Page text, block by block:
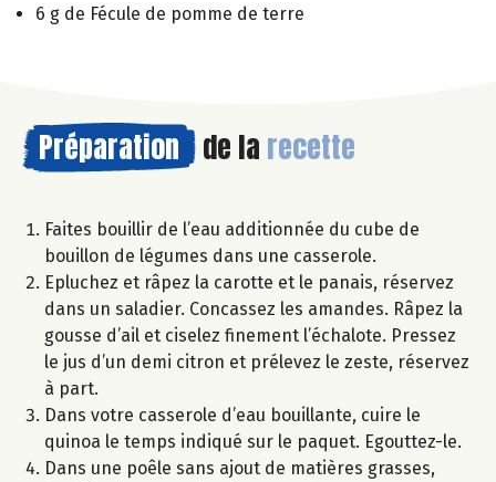
6 g de Fécule de pomme de terre
Préparation de la recette
Faites bouillir de l’eau additionnée du cube de
bouillon de légumes dans une casserole.
Epluchez et râpez la carotte et le panais, réservez
dans un saladier. Concassez les amandes. Râpez la
gousse d’ail et ciselez finement l’échalote. Pressez
le jus d’un demi citron et prélevez le zeste, réservez
à part.
Dans votre casserole d’eau bouillante, cuire le
quinoa le temps indiqué sur le paquet. Egouttez-le.
Dans une poêle sans ajout de matières grasses,